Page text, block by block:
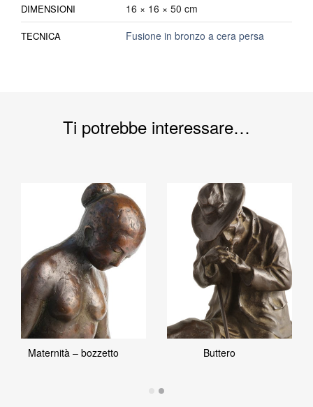
DIMENSIONI 16 × 16 × 50 cm
TECNICA Fusione in bronzo a cera persa
Ti potrebbe interessare…
Maternità – bozzetto Buttero